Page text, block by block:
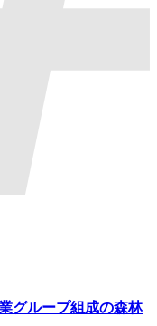
グループ組成の森林